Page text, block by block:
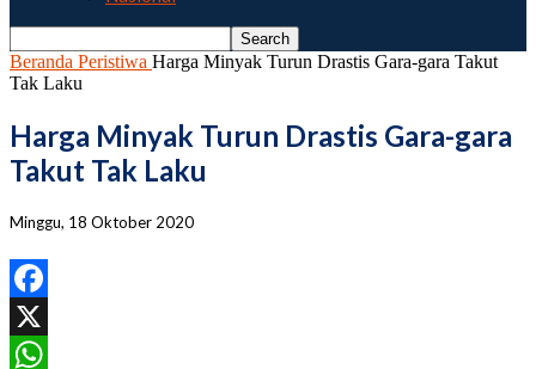
Beranda Peristiwa Harga Minyak Turun Drastis Gara-gara Takut
Tak Laku
Harga Minyak Turun Drastis Gara-gara
Takut Tak Laku
Minggu, 18 Oktober 2020
Facebook
X